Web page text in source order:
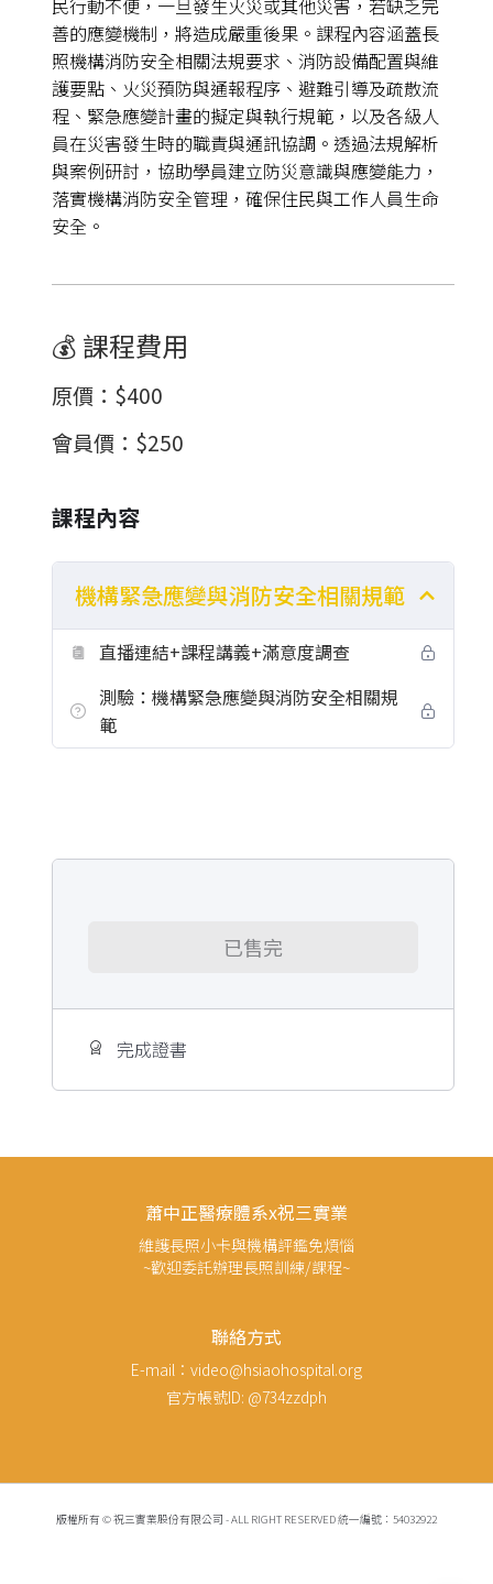
民行動不便，一旦發生火災或其他災害，若缺乏完
善的應變機制，將造成嚴重後果。課程內容涵蓋長
照機構消防安全相關法規要求、消防設備配置與維
護要點、火災預防與通報程序、避難引導及疏散流
程、緊急應變計畫的擬定與執行規範，以及各級人
員在災害發生時的職責與通訊協調。透過法規解析
與案例研討，協助學員建立防災意識與應變能力，
落實機構消防安全管理，確保住民與工作人員生命
安全。
💰 課程費用
原價： $400
會員價： $250
課程內容
機構緊急應變與消防安全相關規範
直播連結+課程講義+滿意度調查
測驗：機構緊急應變與消防安全相關規
範
已售完
完成證書
蕭中正醫療體系x祝三實業
維護長照小卡與機構評鑑免煩惱
~歡迎委託辦理長照訓練/課程~
聯絡方式
E-mail：video@hsiaohospital.org
官方帳號ID: @734zzdph
版權所有 © 祝三實業股份有限公司 - ALL RIGHT RESERVED 統一編號：54032922